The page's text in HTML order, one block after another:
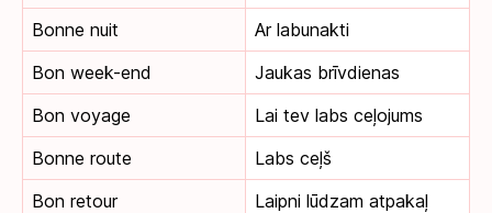
Bonne nuit
Ar labunakti
Bon week-end
Jaukas brīvdienas
Bon voyage
Lai tev labs ceļojums
Bonne route
Labs ceļš
Bon retour
Laipni lūdzam atpakaļ